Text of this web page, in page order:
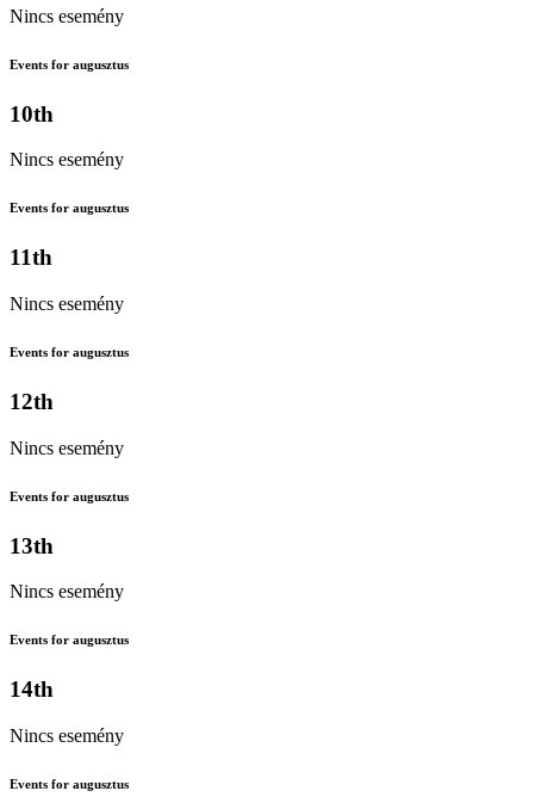
Nincs esemény
Events for augusztus
10th
Nincs esemény
Events for augusztus
11th
Nincs esemény
Events for augusztus
12th
Nincs esemény
Events for augusztus
13th
Nincs esemény
Events for augusztus
14th
Nincs esemény
Events for augusztus